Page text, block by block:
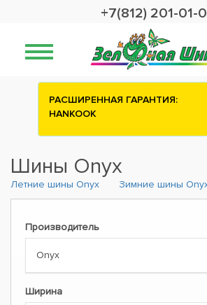
+7(812) 201-01-
РАСШИРЕННАЯ ГАРАНТИЯ:
HANKOOK
Шины Onyx
Летние шины Onyx Зимние шины
Производитель
Ширина